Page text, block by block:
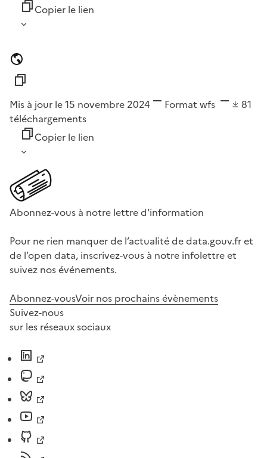
Copier le lien
Mis à jour le 15 novembre 2024 Format wfs
81
téléchargements
Copier le lien
Abonnez-vous à notre lettre d'information
Pour ne rien manquer de l’actualité de data.gouv.fr et
de l’open data, inscrivez-vous à notre infolettre et
suivez nos événements.
Abonnez-vousVoir nos prochains évènements
Suivez-nous
sur les réseaux sociaux